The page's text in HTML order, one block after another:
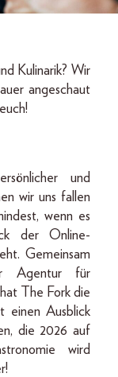
Kulinarik? Wir
angeschaut
und
wir uns fallen
wenn es
der Online-
Gemeinsam
Agentur für
The Fork die
einen Ausblick
die 2026 auf
wird